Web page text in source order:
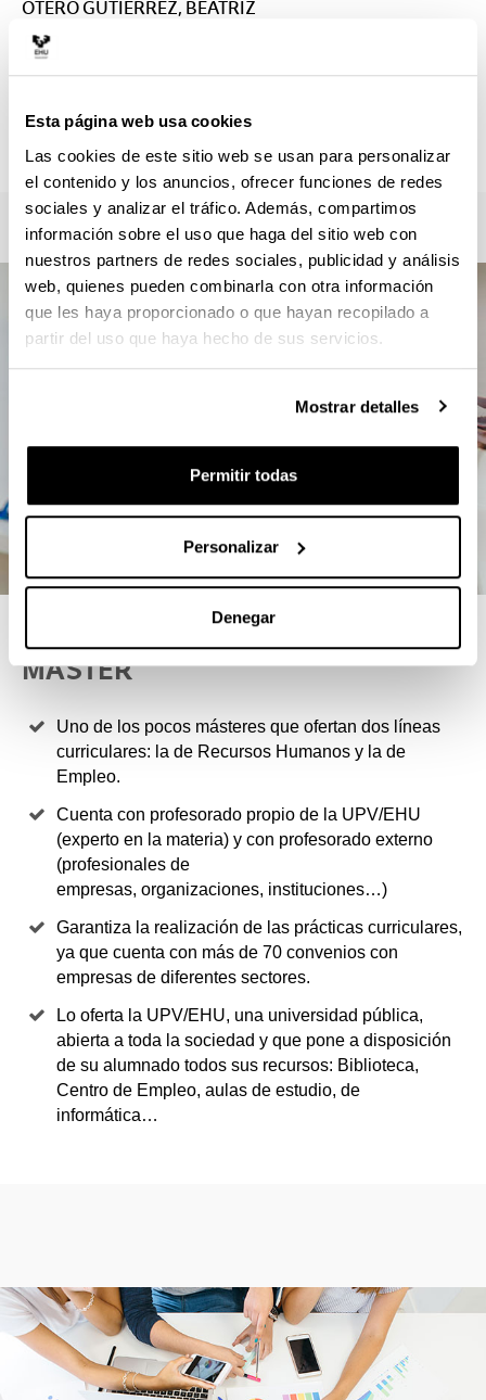
Esta página web usa cookies
Las cookies de este sitio web se usan para personalizar
el contenido y los anuncios, ofrecer funciones de redes
sociales y analizar el tráfico. Además, compartimos
información sobre el uso que haga del sitio web con
nuestros partners de redes sociales, publicidad y análisis
web, quienes pueden combinarla con otra información
que les haya proporcionado o que hayan recopilado a
partir del uso que haya hecho de sus servicios.
Mostrar detalles
Permitir todas
Personalizar
Denegar
OTERO GUTIERREZ, BEATRIZ
beatriz.otero@ehu.eus
Secretaría :
xabierpeli.amezaga@ehu.eus
946013102
4 RAZONES PARA ELEGIR ESTE
MÁSTER
Uno de los pocos másteres que ofertan dos líneas
curriculares: la de Recursos Humanos y la de
Empleo.
Cuenta con profesorado propio de la UPV/EHU
(experto en la materia) y con profesorado externo
(profesionales de
empresas, organizaciones, instituciones…)
Garantiza la realización de las prácticas curriculares,
ya que cuenta con más de 70 convenios con
empresas de diferentes sectores.
Lo oferta la UPV/EHU, una universidad pública,
abierta a toda la sociedad y que pone a disposición
de su alumnado todos sus recursos: Biblioteca,
Centro de Empleo, aulas de estudio, de
informática…